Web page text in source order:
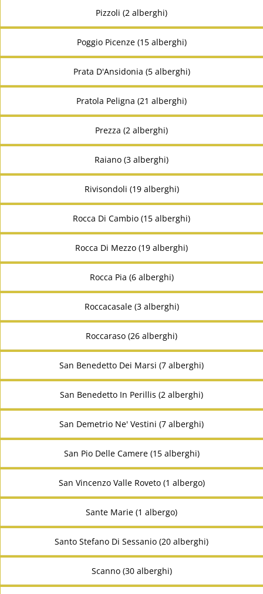
Pizzoli (2 alberghi)
Poggio Picenze (15 alberghi)
Prata D'Ansidonia (5 alberghi)
Pratola Peligna (21 alberghi)
Prezza (2 alberghi)
Raiano (3 alberghi)
Rivisondoli (19 alberghi)
Rocca Di Cambio (15 alberghi)
Rocca Di Mezzo (19 alberghi)
Rocca Pia (6 alberghi)
Roccacasale (3 alberghi)
Roccaraso (26 alberghi)
San Benedetto Dei Marsi (7 alberghi)
San Benedetto In Perillis (2 alberghi)
San Demetrio Ne' Vestini (7 alberghi)
San Pio Delle Camere (15 alberghi)
San Vincenzo Valle Roveto (1 albergo)
Sante Marie (1 albergo)
Santo Stefano Di Sessanio (20 alberghi)
Scanno (30 alberghi)